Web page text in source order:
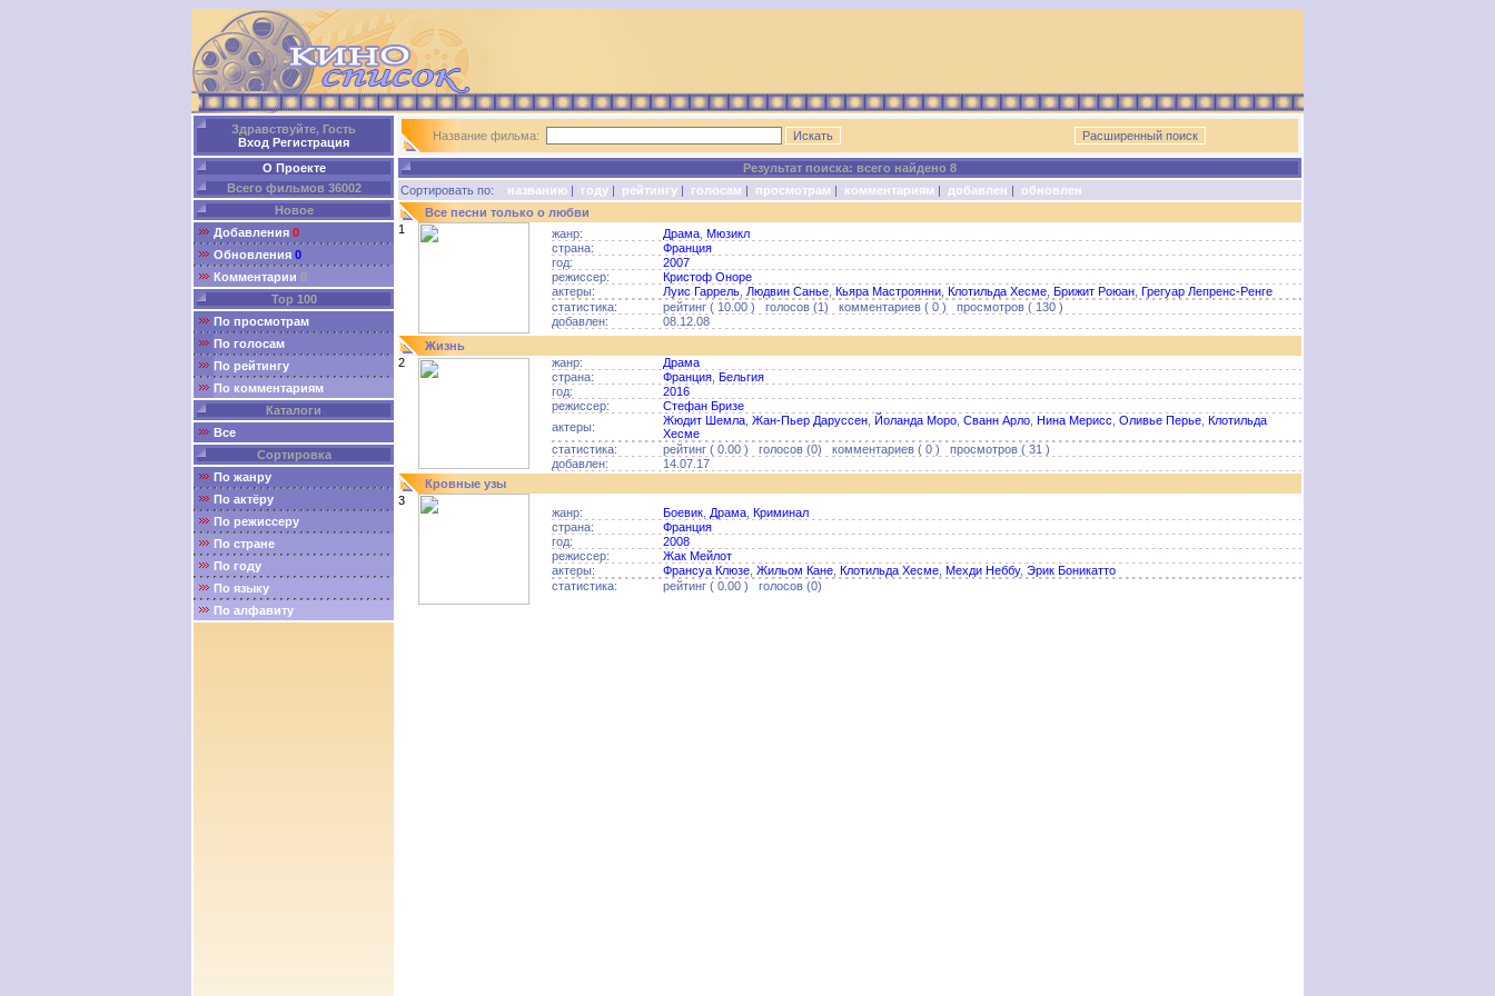
Здравствуйте, Гость
Вход Регистрация
О Проекте
Всего фильмов 36002
Новое
Добавления 0
Обновления 0
Комментарии 0
Top 100
По просмотрам
По голосам
По рейтингу
По комментариям
Каталоги
Все
Сортировка
По жанру
По актёру
По режиссеру
По стране
По году
По языку
По алфавиту
Название фильма:
Результат поиска: всего найдено 8
Сортировать по: названию | году | рейтингу | голосам | просмотрам | комментариям | добавлен | обновлен
Все песни только о любви
1
жанр: Драма Мюзикл
страна:
Франция
год:
2007
режиссер:
Кристоф Оноре
актеры:
Луис Гаррель Людвин Санье Кьяра Мастроянни Клотильда Хесме Брижит Роюан Грегуар Лепренс-Ренге
статистика:
рейтинг ( 10.00 ) голосов (1) комментариев ( 0 ) просмотров ( 130 )
добавлен:
08.12.08
Жизнь
2
жанр:
Драма
страна:
Франция Бельгия
год:
2016
режиссер:
Стефан Бризе
актеры:
Жюдит Шемла Жан-Пьер Даруссен Йоланда Моро Сванн Арло Нина Мерисс Оливье Перье Клотильда
Хесме
статистика:
рейтинг ( 0.00 ) голосов (0) комментариев ( 0 ) просмотров ( 31 )
добавлен:
14.07.17
Кровные узы
3
жанр:
Боевик Драма Криминал
страна:
Франция
год:
2008
режиссер:
Жак Мейлот
актеры:
Франсуа Клюзе Жильом Кане Клотильда Хесме Мехди Неббу, Эрик Боникатто
статистика:
рейтинг ( 0.00 ) голосов (0)